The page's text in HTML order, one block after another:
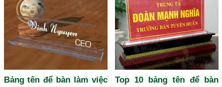
Bảng tên để bàn làm việc
Top 10 bảng tên để bàn